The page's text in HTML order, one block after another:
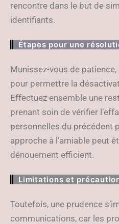
rencontre dans le but de
identifiants.
Étapes pour une
Munissez-vous de
pour permettre la
Effectuez ensemble une
prenant soin de vérifier
personnelles du précédent
approche à l’amiable peut
dénouement efficient.
Limitations et
Toutefois, une prudence
communications, car les